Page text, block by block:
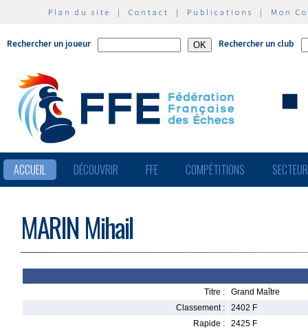
Plan du site | Contact | Publications | Mon
Rechercher un joueur Rechercher un club
ACCUEIL DÉCOUVRIR FFE COMPÉTITIONS
MARIN Mihail
Titre :
Grand Maître
Classement :
2402 F
Rapide :
2425 F